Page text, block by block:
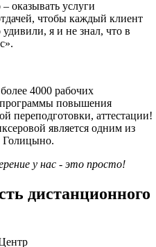
оказывать услуги
чтобы каждый клиент
удивили, я и не знал, что в
4000 рабочих
повышения
переподготовки, аттестации!
является одним из
Голицыно.
у нас - это просто!
дистанционного